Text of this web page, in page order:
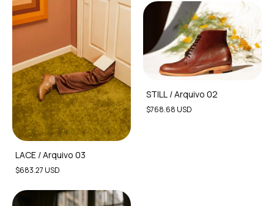
LACE / Arquivo 03
$683.27 USD
STILL / Arquivo 02
$768.68 USD